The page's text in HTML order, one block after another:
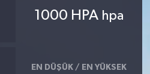
1000 HPA hpa
EN DÜŞÜK / EN YÜKSEK